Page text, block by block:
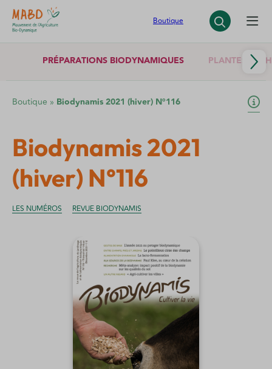
Panneau de gestion des cookies
Boutique
PRÉPARATIONS BIODYNAMIQUES PLANTES
Boutique » Biodynamis 2021 (hiver) N°116
Biodynamis 2021
(hiver) N°116
LES NUMÉROS REVUE BIODYNAMIS